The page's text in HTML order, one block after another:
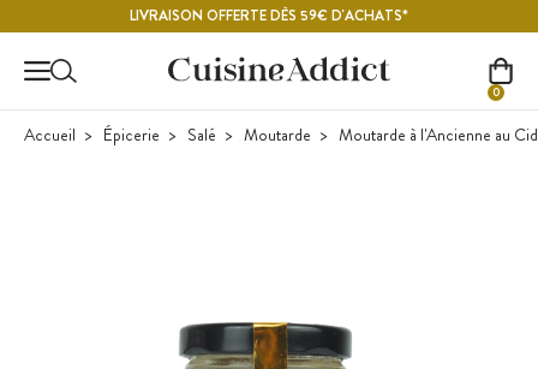
LIVRAISON OFFERTE DÈS 59€ D'ACHATS*
0
Accueil Épicerie Salé Moutarde Moutarde à l'Ancienne au